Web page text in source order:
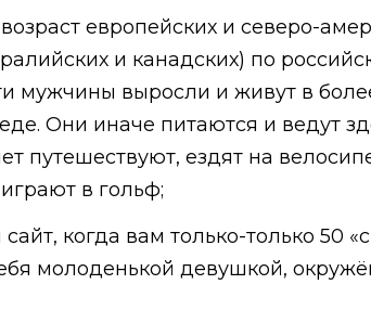
европейских и северо-
и канадских) по
мужчины выросли и живут в
Они иначе питаются и ведут
путешествуют, ездят на
в гольф;
когда вам только-только 50
молоденькой девушкой,